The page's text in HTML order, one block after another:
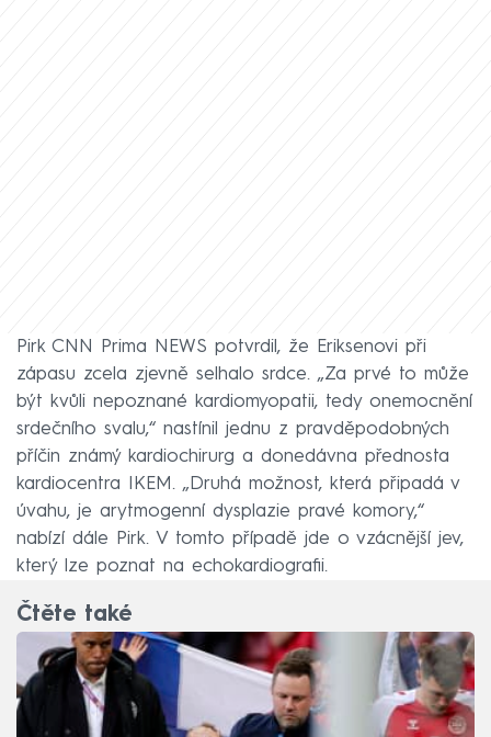
Pirk CNN Prima NEWS potvrdil, že Eriksenovi při
zápasu zcela zjevně selhalo srdce. „Za prvé to může
být kvůli nepoznané kardiomyopatii, tedy onemocnění
srdečního svalu,“ nastínil jednu z pravděpodobných
příčin známý kardiochirurg a donedávna přednosta
kardiocentra IKEM. „Druhá možnost, která připadá v
úvahu, je arytmogenní dysplazie pravé komory,“
nabízí dále Pirk. V tomto případě jde o vzácnější jev,
který lze poznat na echokardiografii.
Čtěte také